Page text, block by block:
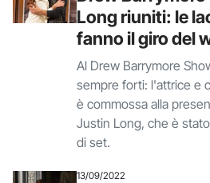
Long riuniti: le
fanno il giro del
Al Drew Barrymore
sempre forti: l'attrice e
è commossa alla
Justin Long, che è
di set.
13/09/2022